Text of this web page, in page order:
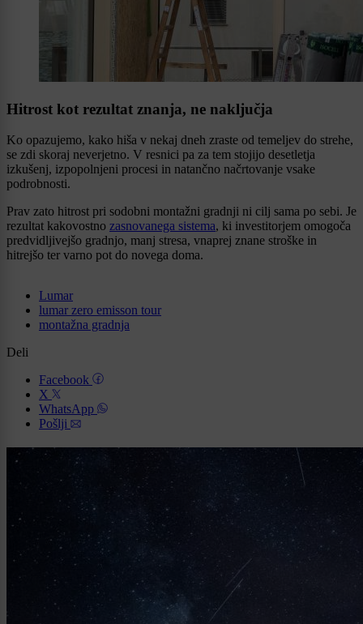
Hitrost kot rezultat znanja, ne naključja
Ko opazujemo, kako hiša v nekaj dneh zraste od temeljev do strehe,
se zdi skoraj neverjetno. V resnici pa za tem stojijo desetletja
izkušenj, izpopolnjeni procesi in natančno načrtovanje vsake
podrobnosti.
Prav zato hitrost pri sodobni montažni gradnji ni cilj sama po sebi. Je
rezultat kakovostno zasnovanega sistema, ki investitorjem omogoča
predvidljivejšo gradnjo, manj stresa, vnaprej znane stroške in
hitrejšo ter varno pot do novega doma.
Lumar
lumar zero emisson tour
montažna gradnja
Deli
Facebook
X
WhatsApp
Pošlji